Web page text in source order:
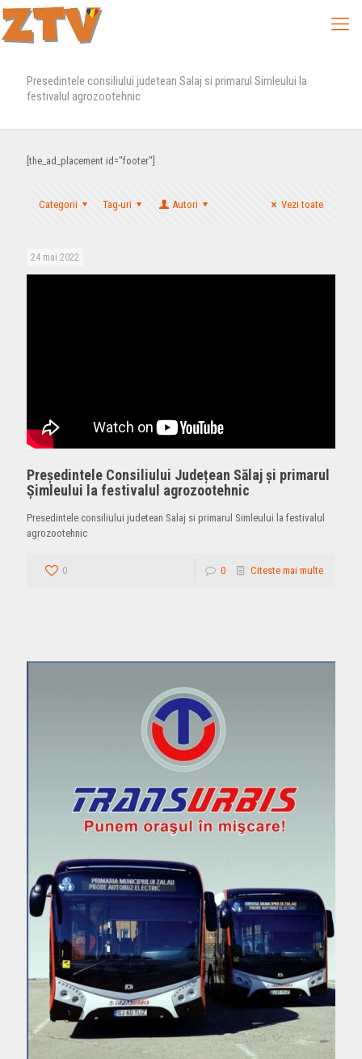
Presedintele consiliului judetean Salaj si primarul Simleului la
festivalul agrozootehnic
[the_ad_placement id="footer"]
Categorii Tag-uri Autori Vezi toate
24 mai 2022
Președintele Consiliului Județean Sălaj și primarul
Șimleului la festivalul agrozootehnic
Presedintele consiliului judetean Salaj si primarul Simleului la festivalul
agrozootehnic
0 0 Citeste mai multe